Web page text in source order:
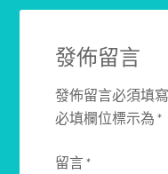
發佈留言
發佈留言必須填
必填欄位標示為*
留言*